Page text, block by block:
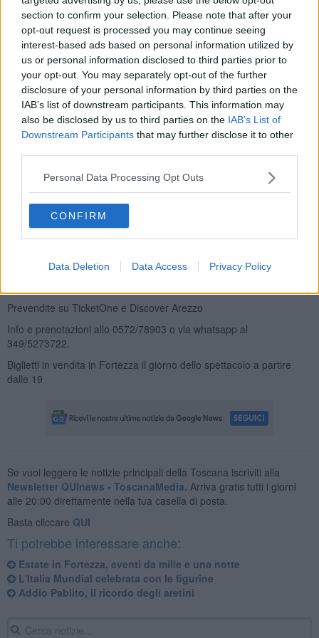
section to confirm your selection. Please note that after your
opt-out request is processed you may continue seeing
interest-based ads based on personal information utilized by
us or personal information disclosed to third parties prior to
your opt-out. You may separately opt-out of the further
disclosure of your personal information by third parties on the
IAB’s list of downstream participants. This information may
also be disclosed by us to third parties on the IAB’s List of
Downstream Participants that may further disclose it to other
Personal Data Processing Opt Outs
CONFIRM
Data Deletion Data Access Privacy Policy
inconfondibile e la sua grande capacità affabulatoria, Federico
Buffa accompagnalo spettatore dietro le quinte dei mondiali di
Spagna: 90 minuti di spettacolo per rivivere tutte le emozioni di
quel glorioso 1982 e sentirsi di nuovo “campioni del mondo”, ché
quando lo si diventa una volta, lo si resta per sempre.
Un appuntamento imperdibile organizzato dal Nuovo Teatro Verdi
di Montecatini Terme in collaborazione con la
D'Arezzoper la rassegna Estate in Fortezza 2022, a cui
seguiranno nel mese di luglio altri tre spettacoli che portano la firma
del Nuovo Teatro Verdi: Jonathan Canini (15/7), Omaggio a
Morricone – Musiche da Oscar (21/7) e Max Angioni (27/7).
I settore € 38,00
II settore € 32,00
Prevendite su TicketOne e Discover Arezzo
Info e prenotazioni allo 0572/78903 o via whatsapp al
349/5273722.
Biglietti in vendita in Fortezza il giorno dello spettacolo a partire
dalle 19
Se vuoi leggere le notizie principali della Toscana iscriviti alla
Newsletter QUInews - ToscanaMedia. Arriva gratis tutti i giorni
alle 20:00 direttamente nella tua casella di posta.
Basta cliccare QUI
Ti potrebbe interessare anche:
Estate in Fortezza, eventi da mille e una notte
L'Italia Mundial celebrata con le figurine
Addio Pablito, il ricordo degli aretini